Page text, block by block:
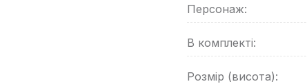
Персонаж:
В комплекті:
Розмір (висота):